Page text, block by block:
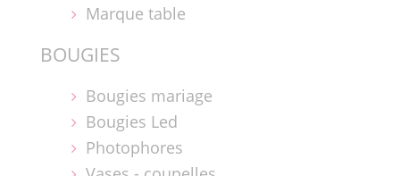
Marque table
BOUGIES
Bougies mariage
Bougies Led
Photophores